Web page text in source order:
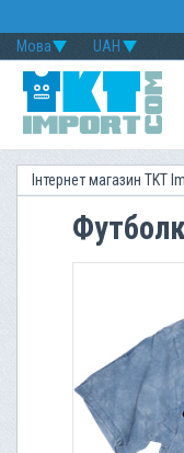
UAH
Мова
Інтернет магазин TKT